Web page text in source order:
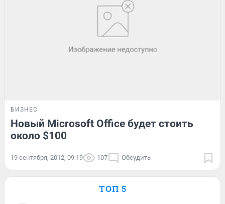
БИЗНЕС
Новый Microsoft Office будет стоить
около $100
19 сентября, 2012, 09:19 107 Обсудить
ТОП 5